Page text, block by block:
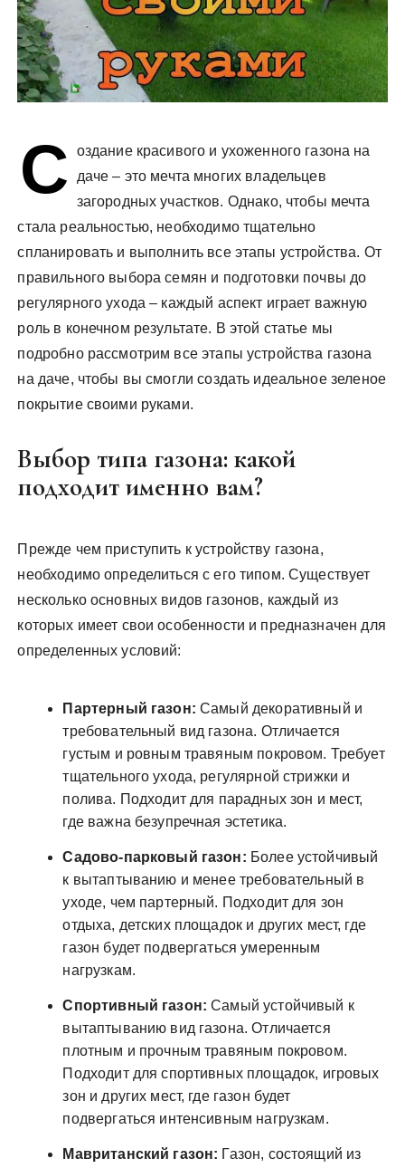
С
оздание красивого и ухоженного газона на
даче – это мечта многих владельцев
загородных участков. Однако, чтобы мечта
стала реальностью, необходимо тщательно
спланировать и выполнить все этапы устройства. От
правильного выбора семян и подготовки почвы до
регулярного ухода – каждый аспект играет важную
роль в конечном результате. В этой статье мы
подробно рассмотрим все этапы устройства газона
на даче, чтобы вы смогли создать идеальное зеленое
покрытие своими руками.
Выбор типа газона: какой
подходит именно вам?
Прежде чем приступить к устройству газона,
необходимо определиться с его типом. Существует
несколько основных видов газонов, каждый из
которых имеет свои особенности и предназначен для
определенных условий:
Партерный газон: Самый декоративный и
требовательный вид газона. Отличается
густым и ровным травяным покровом. Требует
тщательного ухода, регулярной стрижки и
полива. Подходит для парадных зон и мест,
где важна безупречная эстетика.
Садово-парковый газон: Более устойчивый
к вытаптыванию и менее требовательный в
уходе, чем партерный. Подходит для зон
отдыха, детских площадок и других мест, где
газон будет подвергаться умеренным
нагрузкам.
Спортивный газон: Самый устойчивый к
вытаптыванию вид газона. Отличается
плотным и прочным травяным покровом.
Подходит для спортивных площадок, игровых
зон и других мест, где газон будет
подвергаться интенсивным нагрузкам.
Мавританский газон: Газон, состоящий из